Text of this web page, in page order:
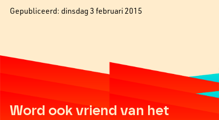
Gepubliceerd: dinsdag 3 februari 2015
Word ook vriend van het